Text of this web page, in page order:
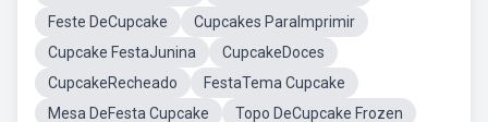
Feste DeCupcake
Cupcakes ParaImprimir
Cupcake FestaJunina
CupcakeDoces
CupcakeRecheado
FestaTema Cupcake
Mesa DeFesta Cupcake
Topo DeCupcake Frozen